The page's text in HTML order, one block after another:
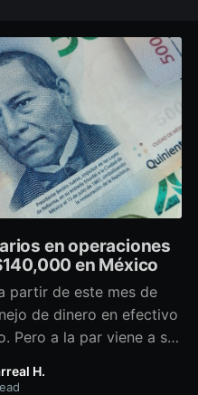
en operaciones
en México
partir de este mes de
de dinero en efectivo
Pero a la par viene a ser
con el que cumplir.
20 años, las
H.